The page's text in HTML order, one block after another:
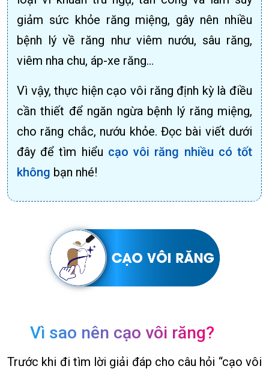
giảm sức khỏe răng miệng, gây nên nhiều
bệnh lý về răng như viêm nướu, sâu răng,
viêm nha chu, áp-xe răng…
Vì vậy, thực hiện cạo vôi răng định kỳ là điều
cần thiết để ngăn ngừa bệnh lý răng miệng,
cho răng chắc, nướu khỏe. Đọc bài viết dưới
đây để tìm hiểu cạo vôi răng nhiều có tốt
không bạn nhé!
Vì sao nên cạo vôi răng?
Trước khi đi tìm lời giải đáp cho câu hỏi “cạo vôi